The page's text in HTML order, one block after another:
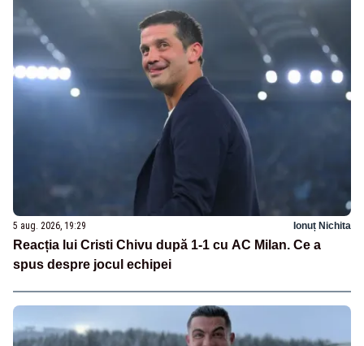
5 aug. 2026, 19:29 Ionuț Nichita
Reacția lui Cristi Chivu după 1-1 cu AC Milan. Ce a
spus despre jocul echipei